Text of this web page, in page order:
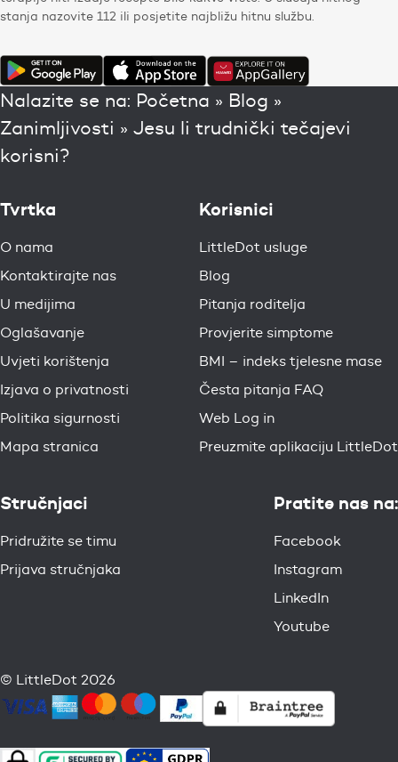
stanja nazovite 112 ili posjetite najbližu hitnu službu.
Nalazite se na: Početna » Blog »
Zanimljivosti » Jesu li trudnički tečajevi
korisni?
Tvrtka
O nama
Kontaktirajte nas
U medijima
Oglašavanje
Uvjeti korištenja
Izjava o privatnosti
Politika sigurnosti
Mapa stranica
Korisnici
LittleDot usluge
Blog
Pitanja roditelja
Provjerite simptome
BMI – indeks tjelesne mase
Česta pitanja FAQ
Web Log in
Preuzmite aplikaciju LittleDot
Stručnjaci
Pridružite se timu
Prijava stručnjaka
Pratite nas na:
Facebook
Instagram
LinkedIn
Youtube
© LittleDot 2026